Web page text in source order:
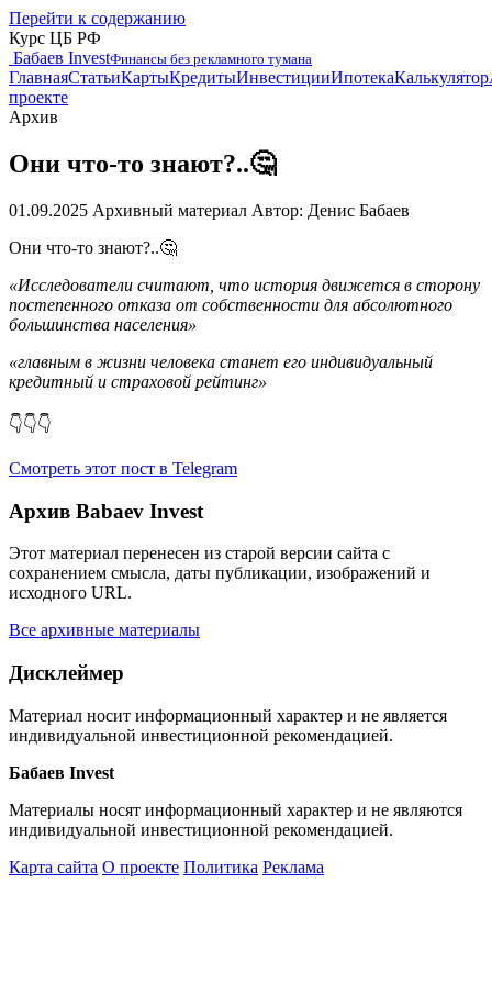
Перейти к содержанию
Курс ЦБ РФ
Бабаев InvestФинансы без рекламного тумана
ГлавнаяСтатьиКартыКредитыИнвестицииИпотекаКалькулятор
проекте
Архив
Они что-то знают?..🤔
01.09.2025 Архивный материал Автор: Денис Бабаев
Они что-то знают?..🤔
«Исследователи считают, что история движется в сторону
постепенного отказа от собственности для абсолютного
большинства населения»
«главным в жизни человека станет его индивидуальный
кредитный и страховой рейтинг»
👇👇👇
Смотреть этот пост в Telegram
Архив Babaev Invest
Этот материал перенесен из старой версии сайта с
сохранением смысла, даты публикации, изображений и
исходного URL.
Все архивные материалы
Дисклеймер
Материал носит информационный характер и не является
индивидуальной инвестиционной рекомендацией.
Бабаев Invest
Материалы носят информационный характер и не являются
индивидуальной инвестиционной рекомендацией.
Карта сайта О проекте Политика Реклама